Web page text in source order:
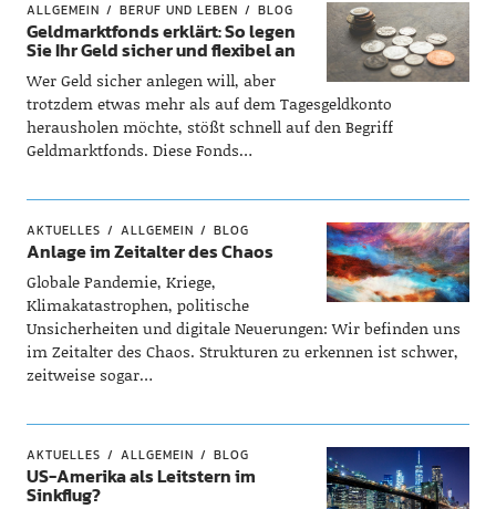
ALLGEMEIN BERUF UND LEBEN BLOG
Geldmarktfonds erklärt: So legen
Sie Ihr Geld sicher und flexibel an
Wer Geld sicher anlegen will, aber
trotzdem etwas mehr als auf dem Tagesgeldkonto
herausholen möchte, stößt schnell auf den Begriff
Geldmarktfonds. Diese Fonds…
AKTUELLES ALLGEMEIN BLOG
Anlage im Zeitalter des Chaos
Globale Pandemie, Kriege,
Klimakatastrophen, politische
Unsicherheiten und digitale Neuerungen: Wir befinden uns
im Zeitalter des Chaos. Strukturen zu erkennen ist schwer,
zeitweise sogar…
AKTUELLES ALLGEMEIN BLOG
US-Amerika als Leitstern im
Sinkflug?